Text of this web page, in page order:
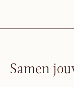
Samen